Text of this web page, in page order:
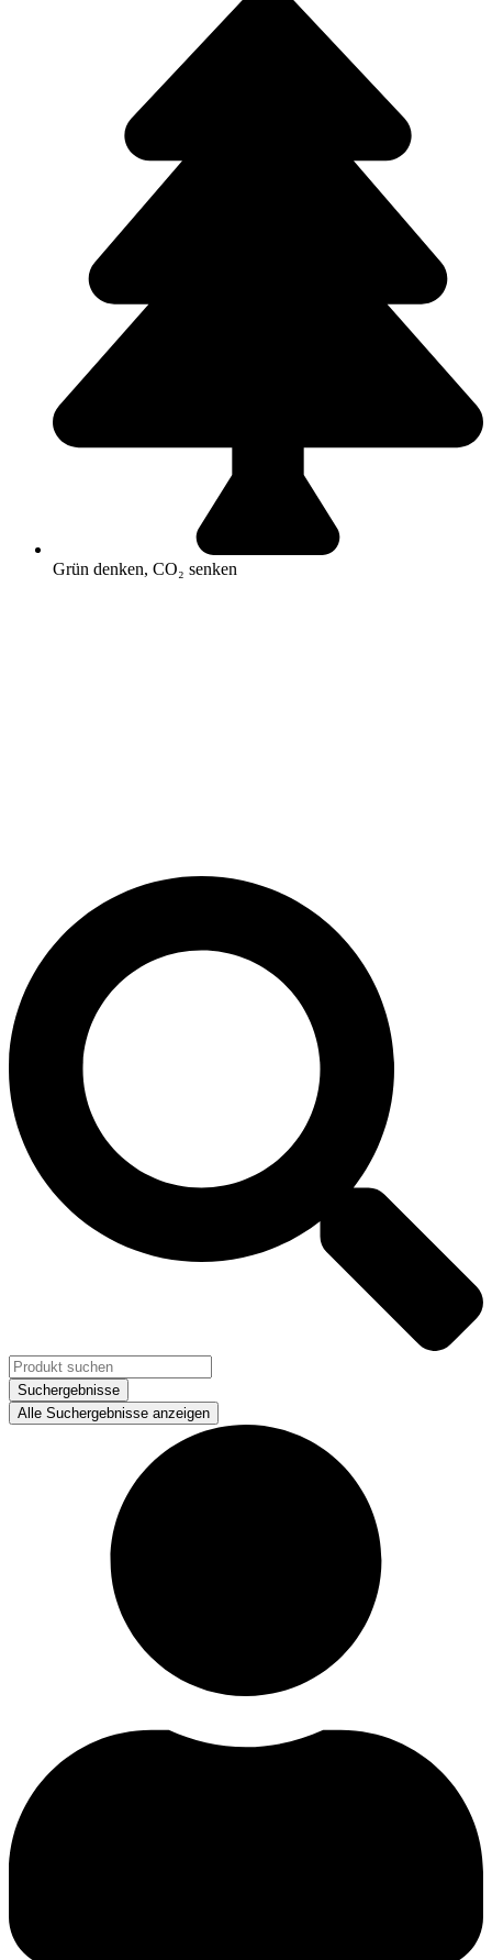
Grün denken, CO₂ senken
Suchergebnisse
Alle Suchergebnisse anzeigen